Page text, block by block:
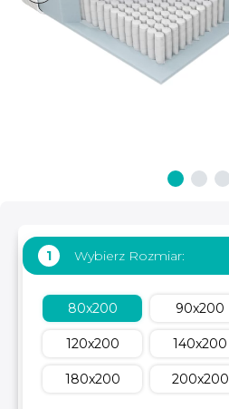
1 Wybierz Rozmiar:
80x200 90x200
120x200 140x200
180x200 200x200